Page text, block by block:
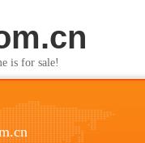
is for sale!